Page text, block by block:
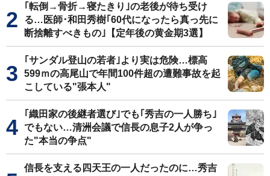
｢転倒→骨折→寝たきり｣の老後が待ち受け
る…医師･和田秀樹｢60代になったら真っ先に
断捨離すべきもの｣【定年後の黄金期3選】
｢サンダル登山の若者｣より実は危険…標高
599ｍの高尾山で年間100件超の遭難事故を起
こしている"張本人"
｢織田家の後継者選び｣でも｢秀吉の一人勝ち｣
でもない…清洲会議で信長の息子2人が争っ
た"本当の争点"
信長を支える四天王の一人だったのに…秀吉